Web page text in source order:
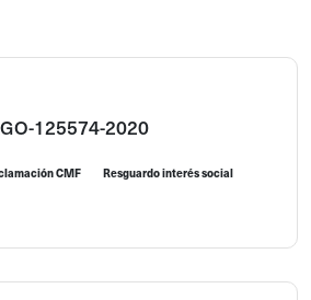
125574-2020
CMF Resguardo interés social